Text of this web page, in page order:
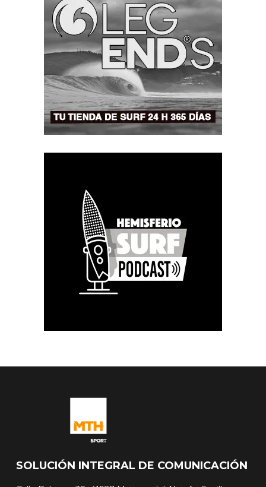
SOLUCIÓN INTEGRAL DE COMUNICACIÓN